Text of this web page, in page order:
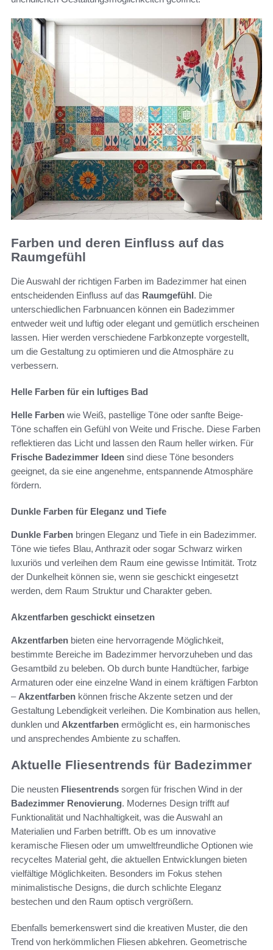
Farben und deren Einfluss auf das
Raumgefühl
Die Auswahl der richtigen Farben im Badezimmer hat einen
entscheidenden Einfluss auf das Raumgefühl. Die
unterschiedlichen Farbnuancen können ein Badezimmer
entweder weit und luftig oder elegant und gemütlich erscheinen
lassen. Hier werden verschiedene Farbkonzepte vorgestellt,
um die Gestaltung zu optimieren und die Atmosphäre zu
verbessern.
Helle Farben für ein luftiges Bad
Helle Farben wie Weiß, pastellige Töne oder sanfte Beige-
Töne schaffen ein Gefühl von Weite und Frische. Diese Farben
reflektieren das Licht und lassen den Raum heller wirken. Für
Frische Badezimmer Ideen sind diese Töne besonders
geeignet, da sie eine angenehme, entspannende Atmosphäre
fördern.
Dunkle Farben für Eleganz und Tiefe
Dunkle Farben bringen Eleganz und Tiefe in ein Badezimmer.
Töne wie tiefes Blau, Anthrazit oder sogar Schwarz wirken
luxuriös und verleihen dem Raum eine gewisse Intimität. Trotz
der Dunkelheit können sie, wenn sie geschickt eingesetzt
werden, dem Raum Struktur und Charakter geben.
Akzentfarben geschickt einsetzen
Akzentfarben bieten eine hervorragende Möglichkeit,
bestimmte Bereiche im Badezimmer hervorzuheben und das
Gesamtbild zu beleben. Ob durch bunte Handtücher, farbige
Armaturen oder eine einzelne Wand in einem kräftigen Farbton
– Akzentfarben können frische Akzente setzen und der
Gestaltung Lebendigkeit verleihen. Die Kombination aus hellen,
dunklen und Akzentfarben ermöglicht es, ein harmonisches
und ansprechendes Ambiente zu schaffen.
Aktuelle Fliesentrends für Badezimmer
Die neusten Fliesentrends sorgen für frischen Wind in der
Badezimmer Renovierung. Modernes Design trifft auf
Funktionalität und Nachhaltigkeit, was die Auswahl an
Materialien und Farben betrifft. Ob es um innovative
keramische Fliesen oder um umweltfreundliche Optionen wie
recyceltes Material geht, die aktuellen Entwicklungen bieten
vielfältige Möglichkeiten. Besonders im Fokus stehen
minimalistische Designs, die durch schlichte Eleganz
bestechen und den Raum optisch vergrößern.
Ebenfalls bemerkenswert sind die kreativen Muster, die den
Trend von herkömmlichen Fliesen abkehren. Geometrische